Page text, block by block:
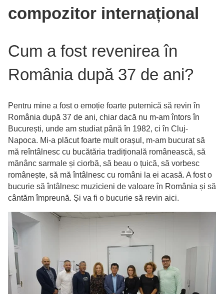
compozitor internațional
Cum a fost revenirea în
România după 37 de ani?
Pentru mine a fost o emoție foarte puternică să revin în
România după 37 de ani, chiar dacă nu m-am întors în
București, unde am studiat până în 1982, ci în Cluj-
Napoca. Mi-a plăcut foarte mult orașul, m-am bucurat să
mă reîntâlnesc cu bucătăria tradițională românească, să
mănânc sarmale și ciorbă, să beau o țuică, să vorbesc
românește, să mă întâlnesc cu români la ei acasă. A fost o
bucurie să întâlnesc muzicieni de valoare în România și să
cântăm împreună. Și va fi o bucurie să revin aici.